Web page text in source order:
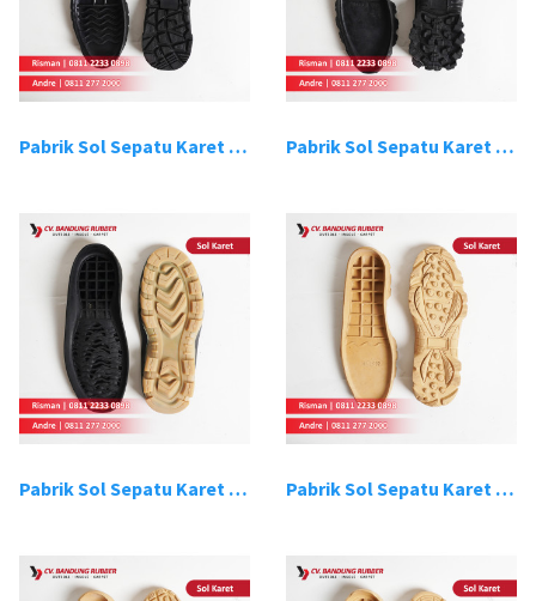
Pabrik Sol Sepatu Karet Bandung 15 Pabrik Sol Sepatu Karet Bandung 16
Pabrik Sol Sepatu Karet Bandung 17 Pabrik Sol Sepatu Karet Bandung 18